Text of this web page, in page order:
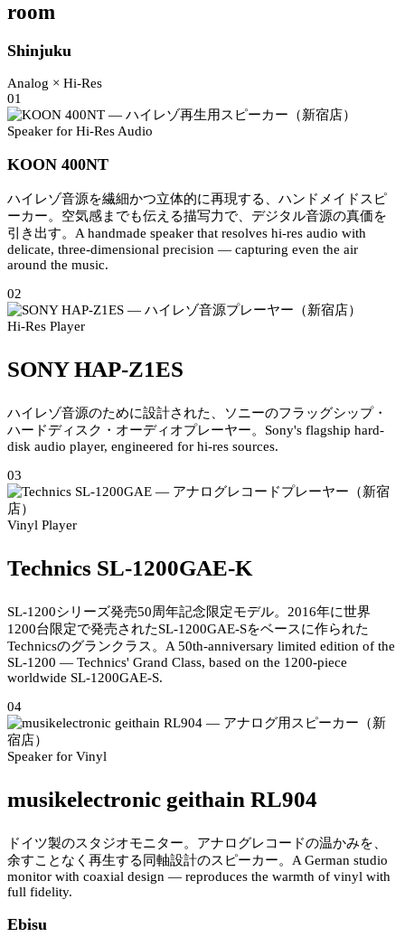
room
Shinjuku
Analog × Hi-Res
01
Speaker for Hi-Res Audio
KOON 400NT
ハイレゾ音源を繊細かつ立体的に再現する、ハンドメイドスピ
ーカー。空気感までも伝える描写力で、デジタル音源の真価を
引き出す。 A handmade speaker that resolves hi-res audio with
delicate, three-dimensional precision — capturing even the air
around the music.
02
Hi-Res Player
SONY HAP-Z1ES
ハイレゾ音源のために設計された、ソニーのフラッグシップ・
ハードディスク・オーディオプレーヤー。 Sony's flagship hard-
disk audio player, engineered for hi-res sources.
03
Vinyl Player
Technics SL-1200GAE-K
SL-1200シリーズ発売50周年記念限定モデル。2016年に世界
1200台限定で発売されたSL-1200GAE-Sをベースに作られた
Technicsのグランクラス。 A 50th-anniversary limited edition of the
SL-1200 — Technics' Grand Class, based on the 1200-piece
worldwide SL-1200GAE-S.
04
Speaker for Vinyl
musikelectronic geithain RL904
ドイツ製のスタジオモニター。アナログレコードの温かみを、
余すことなく再生する同軸設計のスピーカー。 A German studio
monitor with coaxial design — reproduces the warmth of vinyl with
full fidelity.
Ebisu